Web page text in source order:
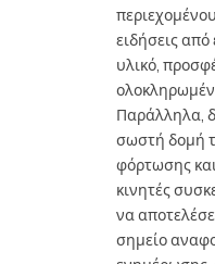
ειδήσεις
υλικό,
Παράλληλα,
σωστή δομή
φόρτωσης
κινητές
να
σημείο